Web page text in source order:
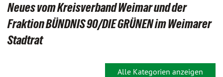
Neues vom Kreisverband Weimar und der
Fraktion BÜNDNIS 90/DIE GRÜNEN im Weimarer
Stadtrat
Alle Kategorien anzeigen